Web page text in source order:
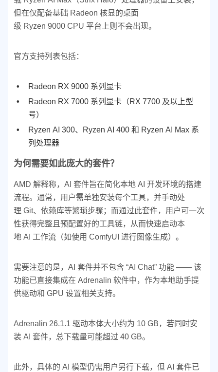
但在仅配备基础 Radeon 核显的桌面
级 Ryzen 9000 CPU 平台上则不会出现。
官方支持列表包括：
Radeon RX 9000 系列显卡
Radeon RX 7000 系列显卡（RX 7700 及以上型
号）
Ryzen AI 300、Ryzen AI 400 和 Ryzen AI Max 系
列处理器
为何需要如此庞大的套件？
AMD 解释称，AI 套件旨在简化本地 AI 开发环境的搭建
流程。通常，用户需单独安装每个工具，并手动处
理 Git、依赖库等繁琐步骤；而通过此套件，用户可一次
性获得完整且预配置好的工具链，从而快速启动本
地 AI 工作流（如使用 ComfyUI 进行图像生成）。
需要注意的是，AI 套件并不包含 “AI Chat” 功能 —— 该
功能已直接集成在 Adrenalin 软件中，作为本地助手提
供驱动和 GPU 设置相关支持。
Adrenalin 26.1.1 驱动本体大小约为 10 GB，若同时安
装 AI 套件，总下载量可能超过 40 GB。
此外，具体的 AI 模型仍需用户另行下载，但 AI 套件已